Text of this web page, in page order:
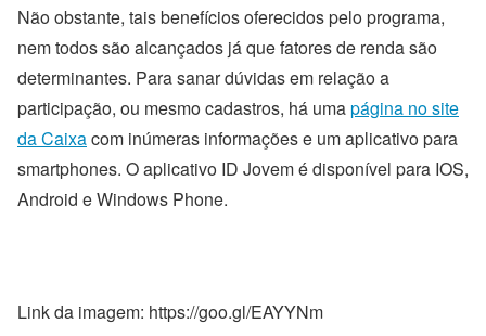
Não obstante, tais benefícios oferecidos pelo programa,
nem todos são alcançados já que fatores de renda são
determinantes. Para sanar dúvidas em relação a
participação, ou mesmo cadastros, há umapágina no site
da Caixacom inúmeras informações e um aplicativo para
smartphones. O aplicativo ID Jovem é disponível para IOS,
Android e Windows Phone.
Link da imagem: https://goo.gl/EAYYNm